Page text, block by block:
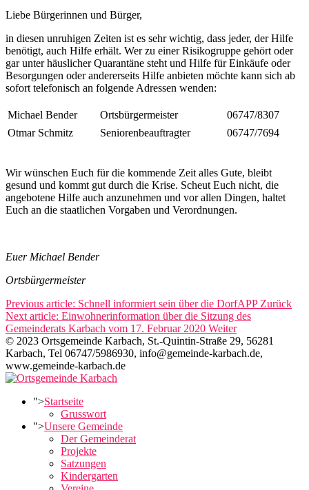
Liebe Bürgerinnen und Bürger,
in diesen unruhigen Zeiten ist es sehr wichtig, dass jeder, der Hilfe
benötigt, auch Hilfe erhält. Wer zu einer Risikogruppe gehört oder
gar unter häuslicher Quarantäne steht und Hilfe für Einkäufe oder
Besorgungen oder andererseits Hilfe anbieten möchte kann sich ab
sofort telefonisch an folgende Adressen wenden:
Michael Bender Ortsbürgermeister
06747/8307
Otmar Schmitz
Seniorenbeauftragter 06747/7694
Wir wünschen Euch für die kommende Zeit alles Gute, bleibt
gesund und kommt gut durch die Krise. Scheut Euch nicht, die
angebotene Hilfe auch anzunehmen und vor allen Dingen, haltet
Euch an die staatlichen Vorgaben und Verordnungen.
Euer Michael Bender
Ortsbürgermeister
Previous article: Schnell informiert sein über die DorfAPP Zurück
Next article: Einwohnerinformation über die Sitzung des
Gemeinderats Karbach vom 17. Februar 2020 Weiter
© 2023 Ortsgemeinde Karbach, St.-Quintin-Straße 29, 56281
Karbach, Tel 06747/5986930, info@gemeinde-karbach.de,
www.gemeinde-karbach.de
">Startseite
Grusswort
">Unsere Gemeinde
Der Gemeinderat
Projekte
Satzungen
Kindergarten